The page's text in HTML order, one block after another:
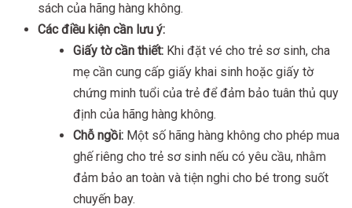
sách của hãng hàng không.
Các điều kiện cần lưu ý:
Giấy tờ cần thiết: Khi đặt vé cho trẻ sơ sinh, cha
mẹ cần cung cấp giấy khai sinh hoặc giấy tờ
chứng minh tuổi của trẻ để đảm bảo tuân thủ quy
định của hãng hàng không.
Chỗ ngồi: Một số hãng hàng không cho phép mua
ghế riêng cho trẻ sơ sinh nếu có yêu cầu, nhằm
đảm bảo an toàn và tiện nghi cho bé trong suốt
chuyến bay.